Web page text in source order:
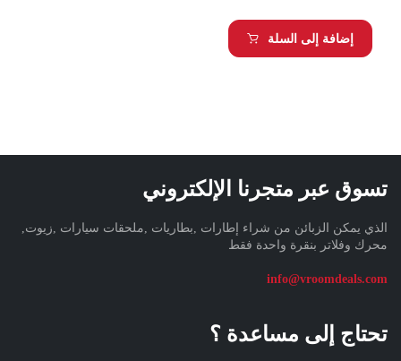
إضافة إلى السلة
تسوق عبر متجرنا الإلكتروني
الذي يمكن الزبائن من شراء إطارات ,بطاريات ,ملحقات سيارات ,زيوت,
محرك وفلاتر بنقرة واحدة فقط
info@vroomdeals.com
تحتاج إلى مساعدة ؟